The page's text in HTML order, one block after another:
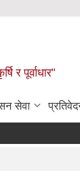
र पूर्वाधार"
सेवा